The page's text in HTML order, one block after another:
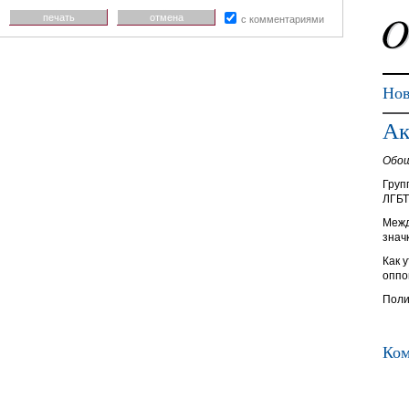
Как
печать отмена с комментариями